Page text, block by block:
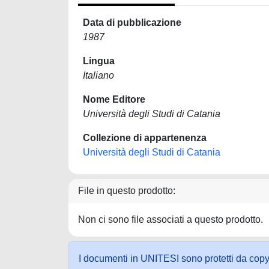
Data di pubblicazione
1987
Lingua
Italiano
Nome Editore
Università degli Studi di Catania
Collezione di appartenenza
Università degli Studi di Catania
File in questo prodotto:
Non ci sono file associati a questo prodotto.
I documenti in UNITESI sono protetti da